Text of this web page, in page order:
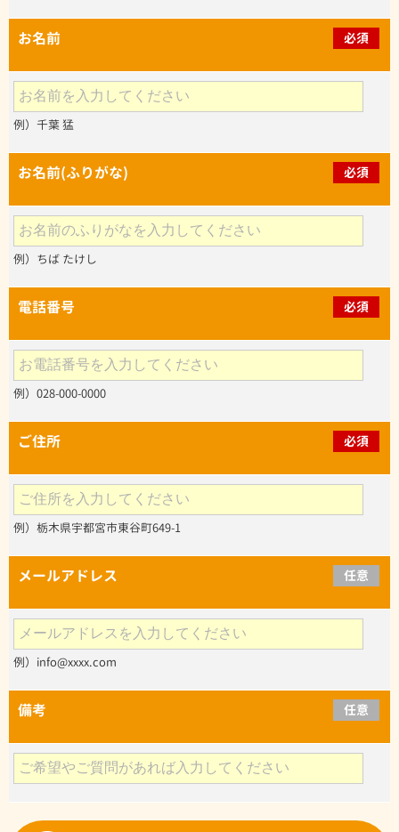
お名前 必須
例）千葉 猛
お名前(ふりがな) 必須
例）ちば たけし
電話番号 必須
例）028-000-0000
ご住所 必須
例）栃木県宇都宮市東谷町649-1
メールアドレス 任意
例）info@xxxx.com
備考 任意